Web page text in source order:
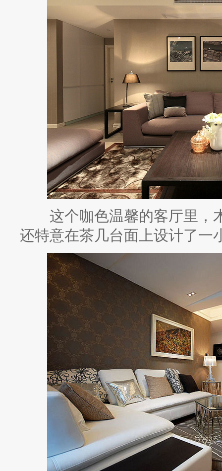
这个咖色温馨的客厅里，
还特意在茶几台面上设计了一